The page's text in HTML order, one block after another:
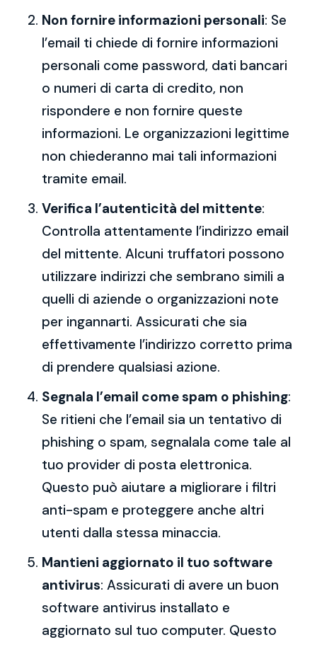
Non fornire informazioni personali: Se
l’email ti chiede di fornire informazioni
personali come password, dati bancari
o numeri di carta di credito, non
rispondere e non fornire queste
informazioni. Le organizzazioni legittime
non chiederanno mai tali informazioni
tramite email.
Verifica l’autenticità del mittente:
Controlla attentamente l’indirizzo email
del mittente. Alcuni truffatori possono
utilizzare indirizzi che sembrano simili a
quelli di aziende o organizzazioni note
per ingannarti. Assicurati che sia
effettivamente l’indirizzo corretto prima
di prendere qualsiasi azione.
Segnala l’email come spam o phishing:
Se ritieni che l’email sia un tentativo di
phishing o spam, segnalala come tale al
tuo provider di posta elettronica.
Questo può aiutare a migliorare i filtri
anti-spam e proteggere anche altri
utenti dalla stessa minaccia.
Mantieni aggiornato il tuo software
antivirus: Assicurati di avere un buon
software antivirus installato e
aggiornato sul tuo computer. Questo